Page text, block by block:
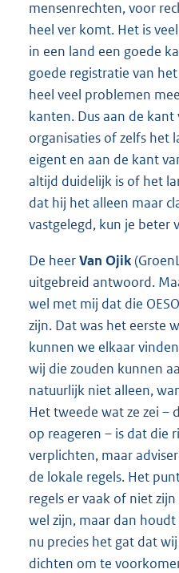
mensenrechten, voor
heel ver komt. Het is
in een land een goede
goede registratie van
heel veel problemen
kanten. Dus aan de
organisaties of zelfs het
eigent en aan de kant
altijd duidelijk is of het
dat hij het alleen maar
vastgelegd, kun je beter
De heerVan Ojik
uitgebreid antwoord.
wel met mij dat die
zijn. Dat was het eerste
kunnen we elkaar
wij die zouden kunnen
natuurlijk niet alleen,
Het tweede wat ze zei –
op reageren – is dat die
verplichten, maar
de lokale regels. Het
regels er vaak of niet
wel zijn, maar dan
nu precies het gat dat
dichten om te